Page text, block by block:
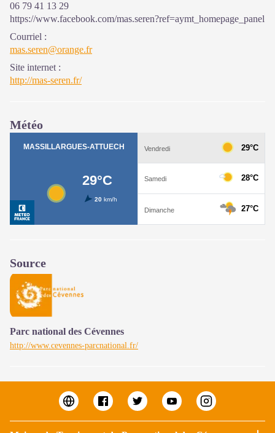
06 79 41 13 29
https://www.facebook.com/mas.seren?ref=aymt_homepage_panel
Courriel :
mas.seren@orange.fr
Site internet :
http://mas-seren.fr/
Météo
Source
Parc national des Cévennes
http://www.cevennes-parcnational.fr/